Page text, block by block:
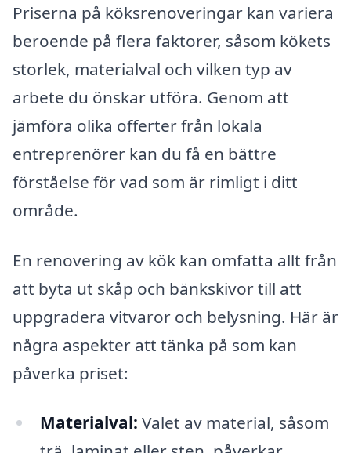
Priserna på köksrenoveringar kan variera
beroende på flera faktorer, såsom kökets
storlek, materialval och vilken typ av
arbete du önskar utföra. Genom att
jämföra olika offerter från lokala
entreprenörer kan du få en bättre
förståelse för vad som är rimligt i ditt
område.
En renovering av kök kan omfatta allt från
att byta ut skåp och bänkskivor till att
uppgradera vitvaror och belysning. Här är
några aspekter att tänka på som kan
påverka priset:
Materialval: Valet av material, såsom